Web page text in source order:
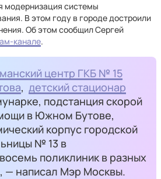
модернизация системы
В этом году в городе достроили
Об этом сообщил Сергей
канале.
центр ГКБ № 15
, детский стационар
подстанция скорой
в Южном Бутове,
корпус городской
№ 13 в
поликлиник в разных
— написал Мэр Москвы.